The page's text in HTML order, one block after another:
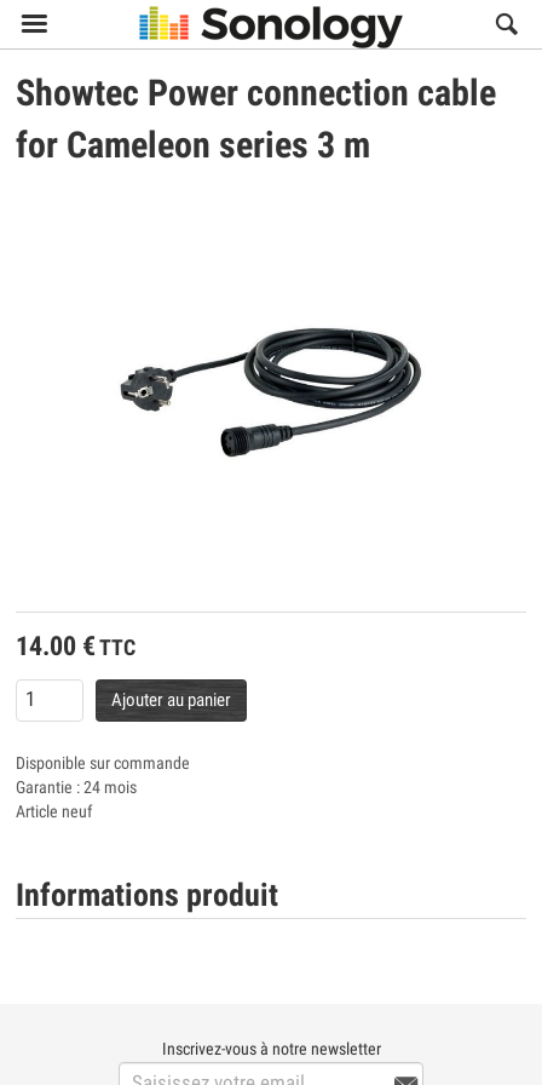

Showtec Power connection cable
for Cameleon series 3 m
14.00 € TTC
Ajouter au panier
Disponible sur commande
Garantie : 24 mois
Article neuf
Informations produit
Inscrivez-vous à notre newsletter